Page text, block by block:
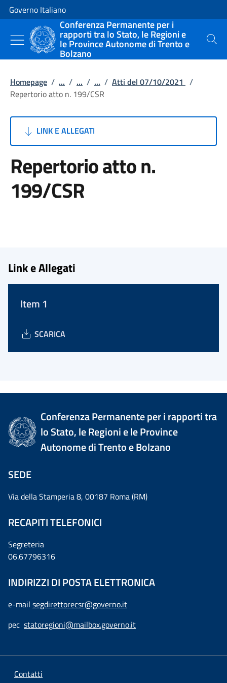
Vai al contenuto
Vai alla navigazione del sito
Governo Italiano
Conferenza Permanente per i
rapporti tra lo Stato, le Regioni e
le Province Autonome di Trento e
Bolzano
Cerca
Homepage / ... / ... / ... / Atti del 07/10/2021 /
Repertorio atto n. 199/CSR
LINK E ALLEGATI
Repertorio atto n.
199/CSR
Link e Allegati
Item 1
SCARICA
Conferenza Permanente per i rapporti tra
lo Stato, le Regioni e le Province
Autonome di Trento e Bolzano
SEDE
Via della Stamperia 8, 00187 Roma (RM)
RECAPITI TELEFONICI
Segreteria
06.67796316
INDIRIZZI DI POSTA ELETTRONICA
e-mail segdirettorecsr@governo.it
pec statoregioni@mailbox.governo.it
Contatti